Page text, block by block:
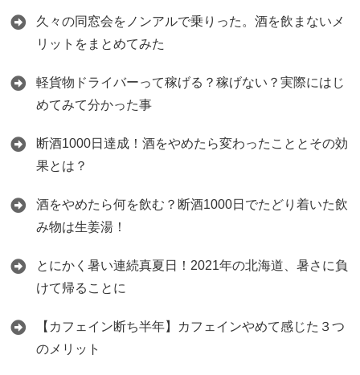
久々の同窓会をノンアルで乗りった。酒を飲まないメ
リットをまとめてみた
軽貨物ドライバーって稼げる？稼げない？実際にはじ
めてみて分かった事
断酒1000日達成！酒をやめたら変わったこととその効
果とは？
酒をやめたら何を飲む？断酒1000日でたどり着いた飲
み物は生姜湯！
とにかく暑い連続真夏日！2021年の北海道、暑さに負
けて帰ることに
【カフェイン断ち半年】カフェインやめて感じた３つ
のメリット